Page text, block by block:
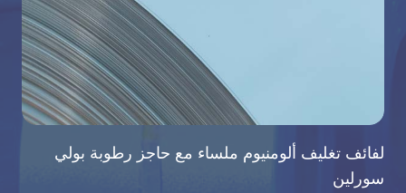
لفائف تغليف ألومنيوم ملساء مع حاجز رطوبة بولي
سورلين